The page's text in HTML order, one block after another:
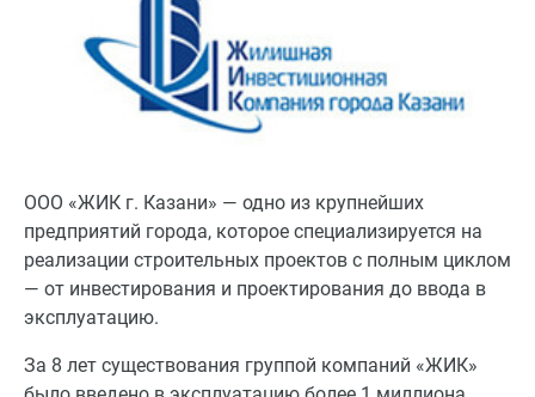
ООО «ЖИК г. Казани» — одно из крупнейших
предприятий города, которое специализируется на
реализации строительных проектов с полным циклом
— от инвестирования и проектирования до ввода в
эксплуатацию.
За 8 лет существования группой компаний «ЖИК»